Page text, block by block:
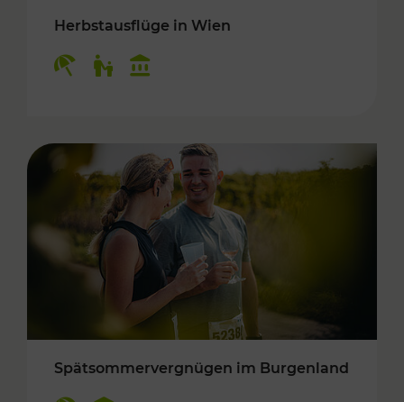
Herbstausflüge in Wien
Spätsommervergnügen im Burgenland